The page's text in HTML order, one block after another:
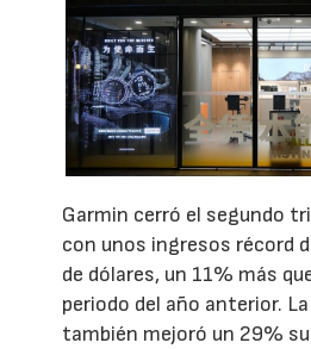
Garmin cerró el segundo
con unos ingresos récord
de dólares, un 11% más
periodo del año anterior.
también mejoró un 29%